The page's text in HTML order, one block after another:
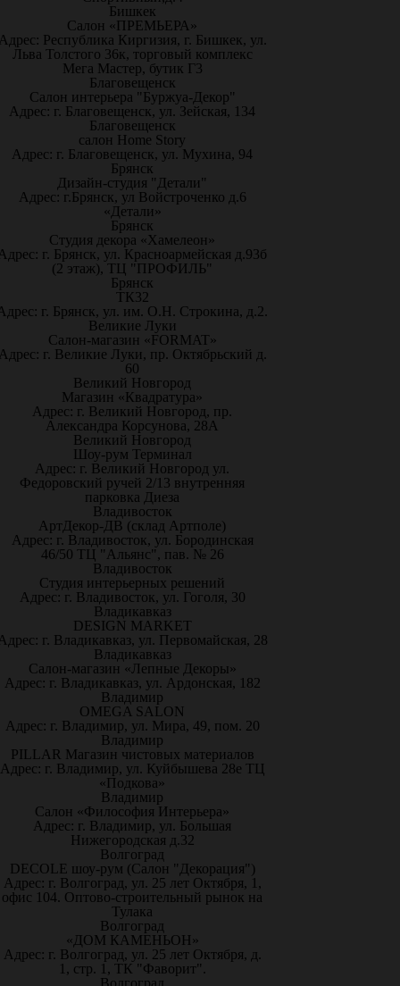
Бишкек
Салон «ПРЕМЬЕРА»
Республика Киргизия, г. Бишкек, ул.
Льва Толстого 36к, торговый комплекс
Мега Мастер, бутик Г3
Благовещенск
Салон интерьера "Буржуа-Декор"
Адрес: г. Благовещенск, ул. Зейская, 134
Благовещенск
салон Home Story
Адрес: г. Благовещенск, ул. Мухина, 94
Брянск
Дизайн-студия "Детали"
Адрес: г.Брянск, ул Войстроченко д.6
«Детали»
Брянск
Студия декора «Хамелеон»
г. Брянск, ул. Красноармейская д.93б
(2 этаж), ТЦ "ПРОФИЛЬ"
Брянск
ТК32
г. Брянск, ул. им. О.Н. Строкина, д.2.
Великие Луки
Салон-магазин «FORMAT»
г. Великие Луки, пр. Октябрьский д.
60
Великий Новгород
Магазин «Квадратура»
Адрес: г. Великий Новгород, пр.
Александра Корсунова, 28А
Великий Новгород
Шоу-рум Терминал
Адрес: г. Великий Новгород ул.
Федоровский ручей 2/13 внутренняя
парковка Диеза
Владивосток
АртДекор-ДВ (склад Артполе)
Адрес: г. Владивосток, ул. Бородинская
46/50 ТЦ "Альянс", пав. № 26
Владивосток
Студия интерьерных решений
Адрес: г. Владивосток, ул. Гоголя, 30
Владикавказ
DESIGN MARKET
г. Владикавказ, ул. Первомайская, 28
Владикавказ
Салон-магазин «Лепные Декоры»
Адрес: г. Владикавказ, ул. Ардонская, 182
Владимир
OMEGA SALON
Адрес: г. Владимир, ул. Мира, 49, пом. 20
Владимир
PILLAR Магазин чистовых материалов
Адрес: г. Владимир, ул. Куйбышева 28е ТЦ
«Подкова»
Владимир
Салон «Философия Интерьера»
Адрес: г. Владимир, ул. Большая
Нижегородская д.32
Волгоград
DECOLE шоу-рум (Салон "Декорация")
Адрес: г. Волгоград, ул. 25 лет Октября, 1,
офис 104. Оптово-строительный рынок на
Тулака
Волгоград
«ДОМ КАМЕНЬОН»
Адрес: г. Волгоград, ул. 25 лет Октября, д.
1, стр. 1, ТК "Фаворит".
Волгоград